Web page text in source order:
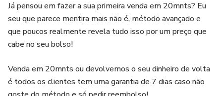
Já pensou em fazer a sua primeira venda em 20mnts? Eu
seu que parece mentira mais não é, método avançado e
que poucos realmente revela tudo isso por um preço que
cabe no seu bolso!
Venda em 20mnts ou devolvemos o seu dinheiro de volta
é todos os clientes tem uma garantia de 7 dias caso não